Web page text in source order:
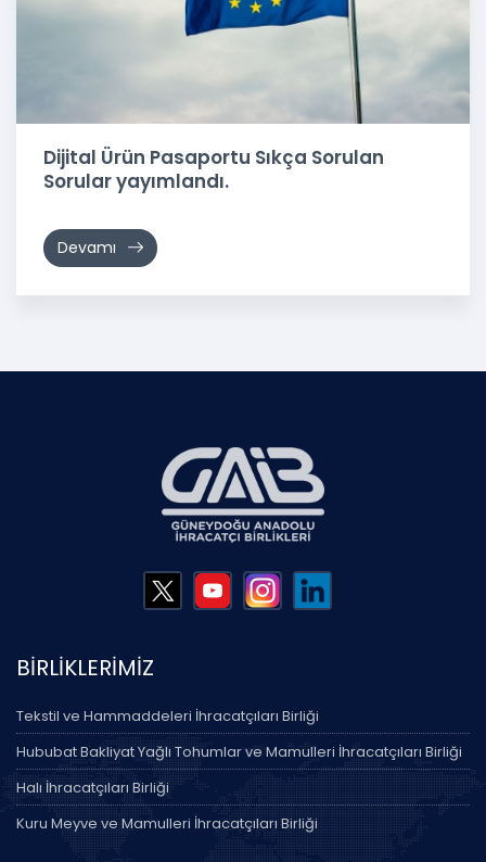
Dijital Ürün Pasaportu Sıkça Sorulan
Sorular yayımlandı.
Devamı
BİRLİKLERİMİZ
Tekstil ve Hammaddeleri İhracatçıları Birliği
Hububat Bakliyat Yağlı Tohumlar ve Mamulleri İhracatçıları Birliği
Halı İhracatçıları Birliği
Kuru Meyve ve Mamulleri İhracatçıları Birliği